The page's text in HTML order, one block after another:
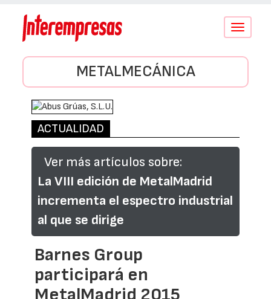
Conmutar
METALMECÁNICA
ACTUALIDAD
Ver más artículos sobre:
La VIII edición de MetalMadrid
incrementa el espectro industrial
al que se dirige
Barnes Group
participará en